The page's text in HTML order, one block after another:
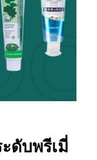
ดับพรีเมี่